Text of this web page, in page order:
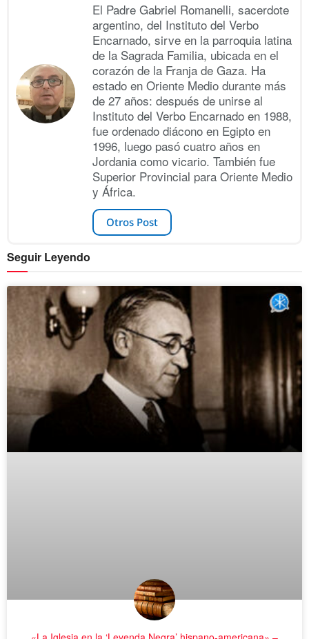
El Padre Gabriel Romanelli, sacerdote
argentino, del Instituto del Verbo
Encarnado, sirve en la parroquia latina
de la Sagrada Familia, ubicada en el
corazón de la Franja de Gaza. Ha
estado en Oriente Medio durante más
de 27 años: después de unirse al
Instituto del Verbo Encarnado en 1988,
fue ordenado diácono en Egipto en
1996, luego pasó cuatro años en
Jordania como vicario. También fue
Superior Provincial para Oriente Medio
y África.
Otros Post
Seguir Leyendo